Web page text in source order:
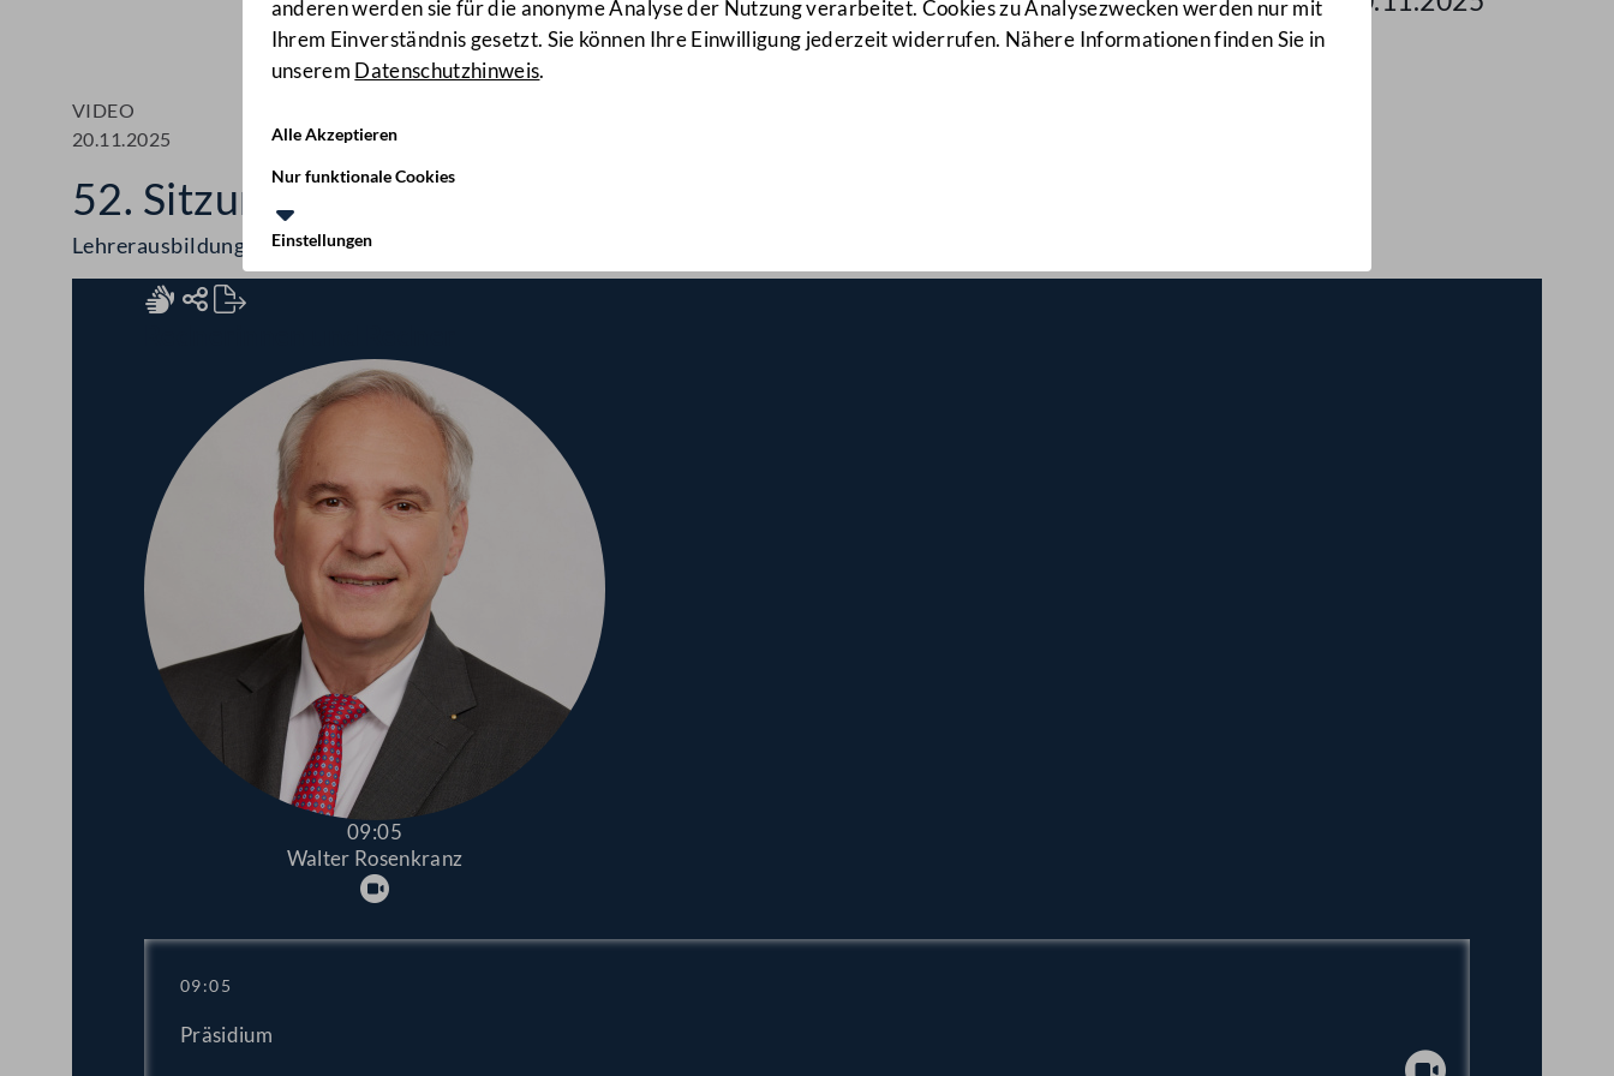
anderen werden sie für die anonyme Analyse der Nutzung verarbeitet. Cookies zu Analysezwecken werden nur mit
Ihrem Einverständnis gesetzt. Sie können Ihre Einwilligung jederzeit widerrufen. Nähere Informationen finden Sie in
unserem Datenschutzhinweis.
Alle Akzeptieren
Nur funktionale Cookies
Einstellungen
VIDEO
20.11.2025
52. Sitzung des Nationalrates am 20.11.2025
Lehrerausbildung, "Autobahnpickerl", Drohnenschutz-Strategie
09:05
Walter Rosenkranz
Abspielen
09:05
Präsidium